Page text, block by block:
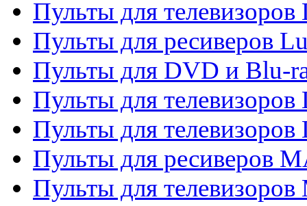
Пульты для
Пульты для ресиверов
Пульты для DVD и Blu-
Пульты для телевизоров
Пульты для телевизоров
Пульты для ресиверов
Пульты для телевизоров